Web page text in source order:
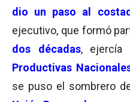
dio un paso al
ejecutivo, que formó
dos décadas, ejercía
Productivas
se puso el sombrero